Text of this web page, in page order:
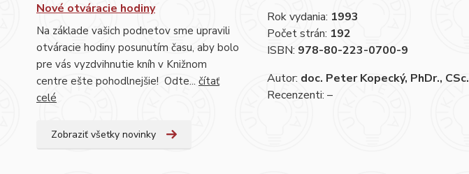
Nové otváracie hodiny
Na základe vašich podnetov sme upravili
otváracie hodiny posunutím času, aby bolo
pre vás vyzdvihnutie kníh v Knižnom
centre ešte pohodlnejšie! Odte... čítať
celé
Zobraziť všetky novinky
Rok vydania: 1993
Počet strán: 192
ISBN: 978-80-223-0700-9
Autor: doc. Peter Kopecký, PhDr., CSc.
Recenzenti: –